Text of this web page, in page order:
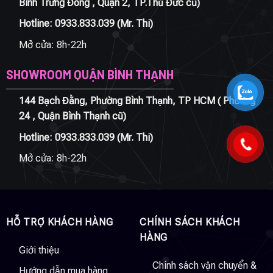
Bình Trưng Đông , Quận 2, TP.Thủ Đức cũ)
Hotline: 0933.833.039(Mr. Thi)
Mở cửa: 8h-22h
SHOWROOM QUẬN BÌNH THẠNH
144 Bạch Đằng, Phường Bình Thạnh, TP HCM ( Phường
24 , Quận Bình Thạnh cũ)
Hotline: 0933.833.039(Mr. Thi)
Mở cửa: 8h-22h
HỖ TRỢ KHÁCH HÀNG
Giới thiệu
CHÍNH SÁCH KHÁCH
HÀNG
Chính sách vận chuyển &